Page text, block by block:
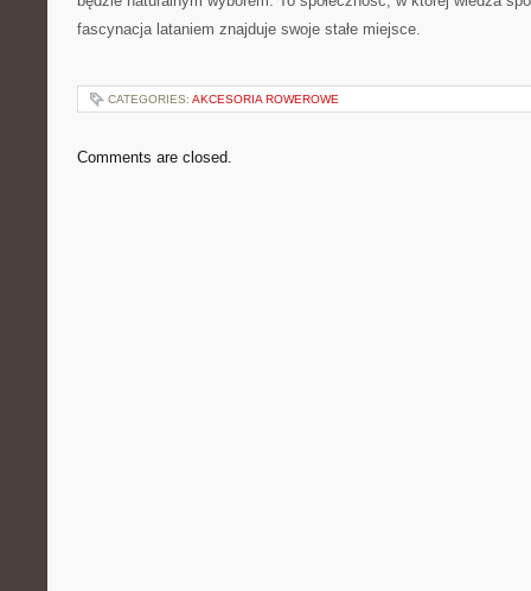
fascynacja lataniem znajduje swoje stałe miejsce.
CATEGORIES: AKCESORIA ROWEROWE
Comments are closed.